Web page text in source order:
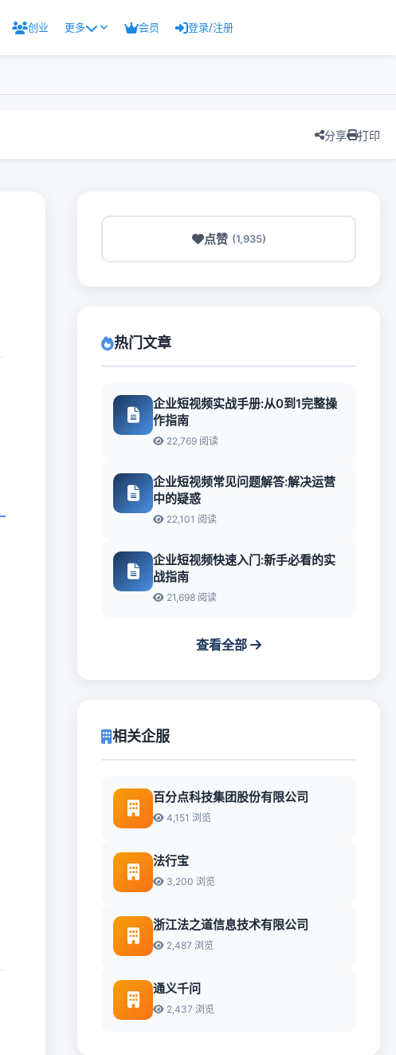
创业 更多 会员 登录/注册
分享 打印
点赞 (1,935)
热门文章
企业短视频实战手册:从0到1完整操
作指南
22,769 阅读
企业短视频常见问题解答:解决运营
中的疑惑
22,101 阅读
企业短视频快速入门:新手必看的实
战指南
21,698 阅读
查看全部
相关企服
百分点科技集团股份有限公司
4,151 浏览
法行宝
3,200 浏览
浙江法之道信息技术有限公司
2,487 浏览
通义千问
2,437 浏览